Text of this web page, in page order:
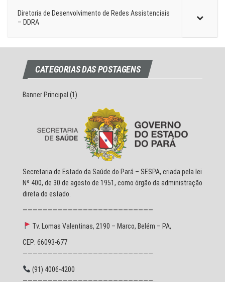
Diretoria de Desenvolvimento de Redes Assistenciais
– DDRA
CATEGORIAS DAS POSTAGENS
Banner Principal (1)
Secretaria de Estado da Saúde do Pará – SESPA, criada pela lei
Nº 400, de 30 de agosto de 1951, como órgão da administração
direta do estado.
——————————————————————————
Tv. Lomas Valentinas, 2190 – Marco, Belém – PA,
CEP: 66093-677
——————————————————————————
(91) 4006-4200
——————————————————————————